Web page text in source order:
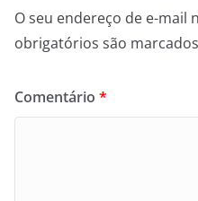
O seu endereço de e-mail
obrigatórios são
Comentário *